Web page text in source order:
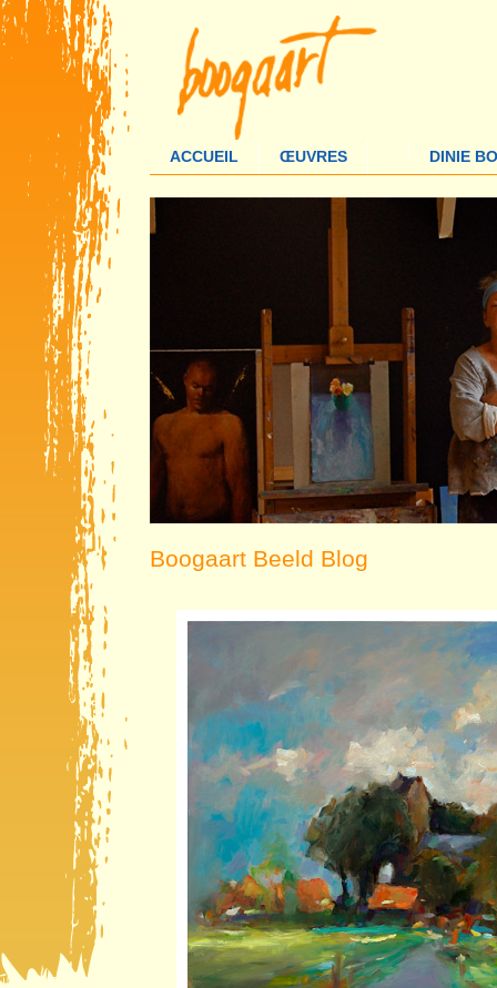
ACCUEIL ŒUVRES DINIE
Boogaart Beeld Blog